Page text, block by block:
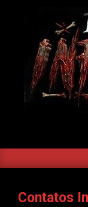
DO
Navigation
Contatos